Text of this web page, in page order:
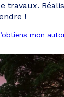
travaux.
!
mon